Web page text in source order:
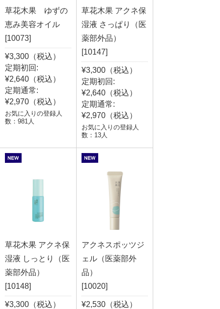
草花木果 ゆずの
恵み美容オイル
[10073]
¥3,300（税込）
定期初回:
¥2,640（税込）
定期通常:
¥2,970（税込）
お気に入りの登録人
数：981人
草花木果 アクネ保
湿液 さっぱり（医
薬部外品）
[10147]
¥3,300（税込）
定期初回:
¥2,640（税込）
定期通常:
¥2,970（税込）
お気に入りの登録人
数：13人
草花木果 アクネ保
湿液 しっとり（医
薬部外品）
[10148]
¥3,300（税込）
アクネスポッツジ
ェル（医薬部外
品）
[10020]
¥2,530（税込）